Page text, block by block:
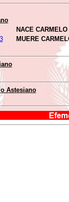
NACE
MUERE
Astesiano